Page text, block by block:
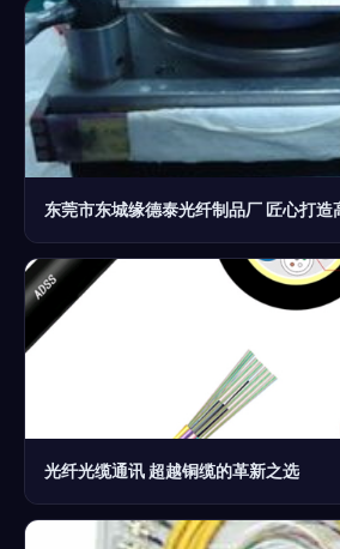
光纤光缆通讯 超越铜缆的革新之选